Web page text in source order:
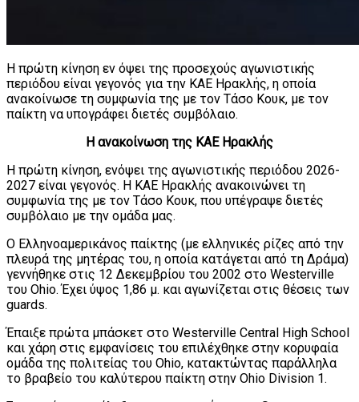
Η πρώτη κίνηση εν όψει της προσεχούς αγωνιστικής
περιόδου είναι γεγονός για την ΚΑΕ Ηρακλής, η οποία
ανακοίνωσε τη συμφωνία της με τον Τάσο Κουκ, με τον
παίκτη να υπογράφει διετές συμβόλαιο.
Η ανακοίνωση της ΚΑΕ Ηρακλής
Η πρώτη κίνηση, ενόψει της αγωνιστικής περιόδου 2026-
2027 είναι γεγονός. Η ΚΑΕ Ηρακλής ανακοινώνει τη
συμφωνία της με τον Τάσο Κουκ, που υπέγραψε διετές
συμβόλαιο με την ομάδα μας.
Ο Ελληνοαμερικάνος παίκτης (με ελληνικές ρίζες από την
πλευρά της μητέρας του, η οποία κατάγεται από τη Δράμα)
γεννήθηκε στις 12 Δεκεμβρίου του 2002 στο Westerville
του Ohio. Έχει ύψος 1,86 μ. και αγωνίζεται στις θέσεις των
guards.
Έπαιξε πρώτα μπάσκετ στο Westerville Central High School
και χάρη στις εμφανίσεις του επιλέχθηκε στην κορυφαία
ομάδα της πολιτείας του Ohio, κατακτώντας παράλληλα
το βραβείο του καλύτερου παίκτη στην Ohio Division 1.